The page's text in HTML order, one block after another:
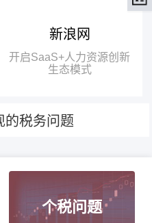
瑞方人力获得人力资源行业唯
一奖项——“2018中国互联网+人
力资源服务值得信赖品牌奖”
新浪网
开启SaaS+人力资源创新
生态模式
的税务问题
个税问题